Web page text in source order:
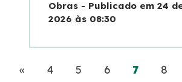
Obras - Publicado em 24
2026 às 08:30
«Anterior
4 5 6 7(current)
8